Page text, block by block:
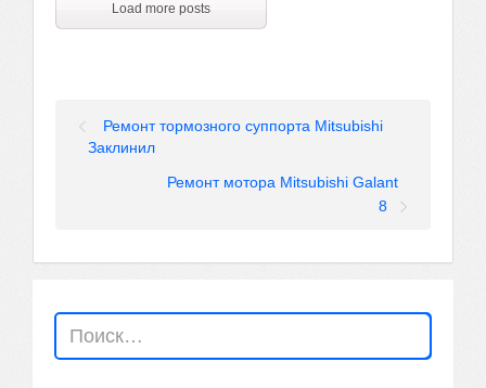
Load more posts
Ремонт тормозного суппорта Mitsubishi
Заклинил
Ремонт мотора Mitsubishi Galant
8